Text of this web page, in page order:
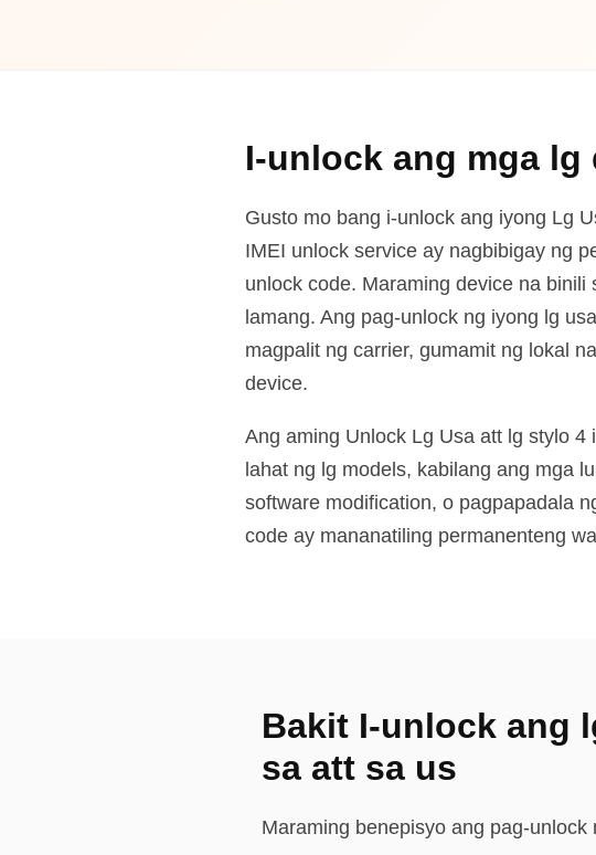
I-unlock ang mga lg
Gusto mo bang i-unlock ang iyong Lg
IMEI unlock service ay nagbibigay ng
unlock code. Maraming device na
lamang. Ang pag-unlock ng iyong lg
magpalit ng carrier, gumamit ng lokal
device.
Ang aming Unlock Lg Usa att lg stylo
lahat ng lg models, kabilang ang mga
software modification, o pagpapadala
code ay mananatiling permanenteng
Bakit I-unlock ang
sa att sa us
Maraming benepisyo ang pag-